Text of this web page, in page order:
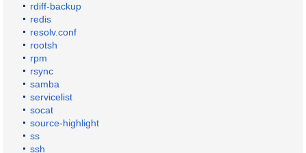
rdiff-backup
redis
resolv.conf
rootsh
rpm
rsync
samba
servicelist
socat
source-highlight
ss
ssh